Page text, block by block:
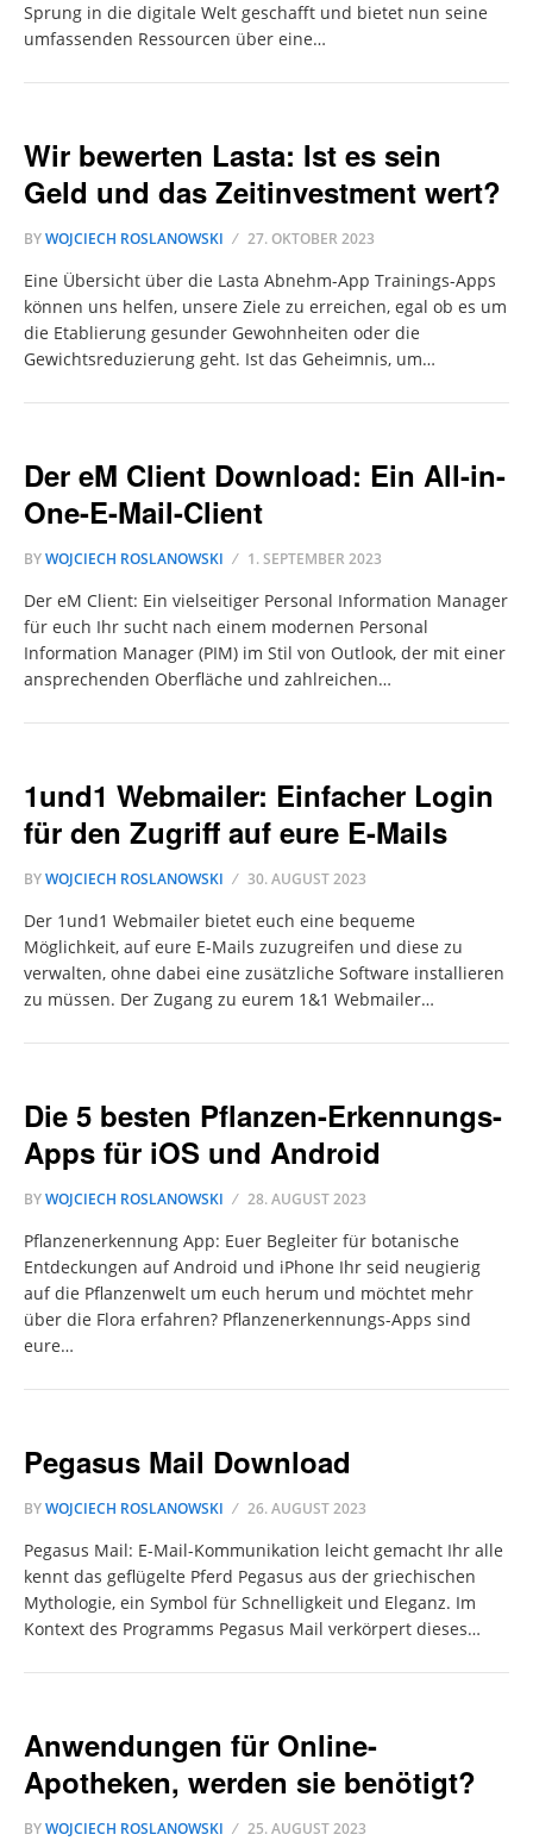
Sprung in die digitale Welt geschafft und bietet nun seine
umfassenden Ressourcen über eine…
Wir bewerten Lasta: Ist es sein
Geld und das Zeitinvestment wert?
BYWOJCIECH ROSLANOWSKI 27. OKTOBER 2023
Eine Übersicht über die Lasta Abnehm-App Trainings-Apps
können uns helfen, unsere Ziele zu erreichen, egal ob es um
die Etablierung gesunder Gewohnheiten oder die
Gewichtsreduzierung geht. Ist das Geheimnis, um…
Der eM Client Download: Ein All-in-
One-E-Mail-Client
BYWOJCIECH ROSLANOWSKI 1. SEPTEMBER 2023
Der eM Client: Ein vielseitiger Personal Information Manager
für euch Ihr sucht nach einem modernen Personal
Information Manager (PIM) im Stil von Outlook, der mit einer
ansprechenden Oberfläche und zahlreichen…
1und1 Webmailer: Einfacher Login
für den Zugriff auf eure E-Mails
BYWOJCIECH ROSLANOWSKI 30. AUGUST 2023
Der 1und1 Webmailer bietet euch eine bequeme
Möglichkeit, auf eure E-Mails zuzugreifen und diese zu
verwalten, ohne dabei eine zusätzliche Software installieren
zu müssen. Der Zugang zu eurem 1&1 Webmailer…
Die 5 besten Pflanzen-Erkennungs-
Apps für iOS und Android
BYWOJCIECH ROSLANOWSKI 28. AUGUST 2023
Pflanzenerkennung App: Euer Begleiter für botanische
Entdeckungen auf Android und iPhone Ihr seid neugierig
auf die Pflanzenwelt um euch herum und möchtet mehr
über die Flora erfahren? Pflanzenerkennungs-Apps sind
eure…
Pegasus Mail Download
BYWOJCIECH ROSLANOWSKI 26. AUGUST 2023
Pegasus Mail: E-Mail-Kommunikation leicht gemacht Ihr alle
kennt das geflügelte Pferd Pegasus aus der griechischen
Mythologie, ein Symbol für Schnelligkeit und Eleganz. Im
Kontext des Programms Pegasus Mail verkörpert dieses…
Anwendungen für Online-
Apotheken, werden sie benötigt?
BYWOJCIECH ROSLANOWSKI 25. AUGUST 2023